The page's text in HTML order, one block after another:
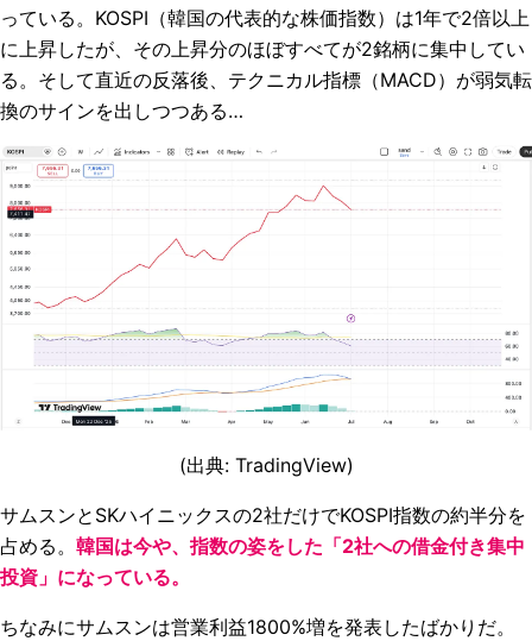
っている。KOSPI（韓国の代表的な株価指数）は1年で2倍以上
に上昇したが、その上昇分のほぼすべてが2銘柄に集中してい
る。そして直近の反落後、テクニカル指標（MACD）が弱気転
換のサインを出しつつある…
(出典: TradingView)
サムスンとSKハイニックスの2社だけでKOSPI指数の約半分を
占める。 韓国は今や、指数の姿をした「2社への借金付き集中
投資」になっている。
ちなみにサムスンは営業利益1800%増を発表したばかりだ。